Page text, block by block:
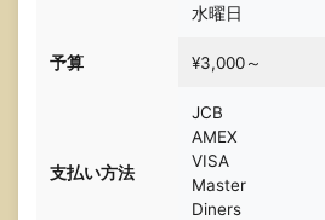
水曜日
予算 ¥3,000～
支払い方法
JCB
AMEX
VISA
Master
Diners